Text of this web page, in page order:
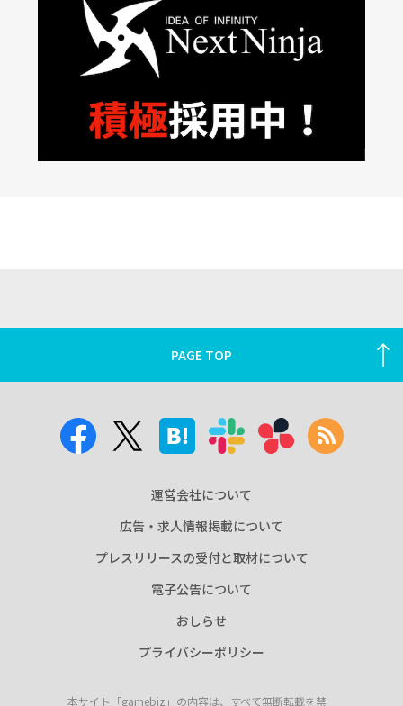
PAGE TOP
運営会社について
広告・求人情報掲載について
プレスリリースの受付と取材について
電子公告について
おしらせ
プライバシーポリシー
本サイト「gamebiz」の内容は、すべて無断転載を禁